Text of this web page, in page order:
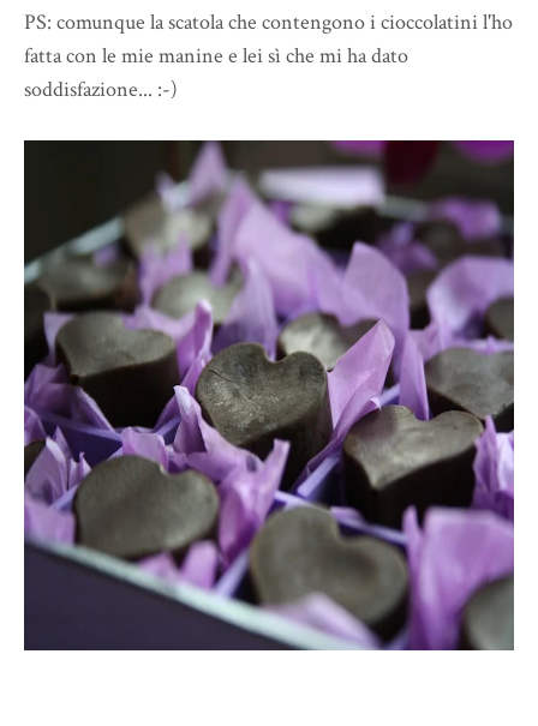
PS: comunque la scatola che contengono i cioccolatini l'ho
fatta con le mie manine e lei sì che mi ha dato
soddisfazione... :-)